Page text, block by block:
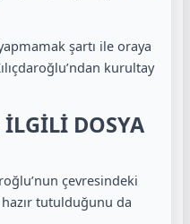
şartı ile oraya
kurultay
İLGİLİ DOSYA
çevresindeki
tutulduğunu da